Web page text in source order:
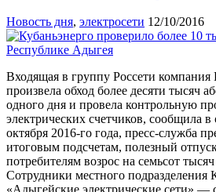
Новость дня, электросети 12/10/2016
Входящая в группу Россети компания
произвела обход более десяти тысяч
одного дня и провела контрольную
электрических счетчиков, сообщила в
октября 2016-го года, пресс-служба
итоговым подсчетам, полезный
потребителям возрос на семьсот
Сотрудники местного подразделения